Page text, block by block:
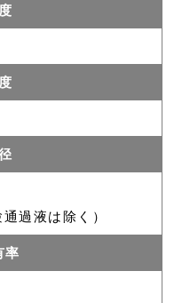
過液は除く）
率